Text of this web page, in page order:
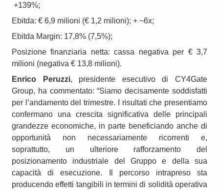
+139%;
Ebitda: € 6,9 milioni (€ 1,2 milioni); + ~6x;
Ebitda Margin: 17,8% (7,5%);
Posizione finanziaria netta: cassa negativa per € 3,7
milioni (negativa € 13,8 milioni).
Enrico Peruzzi, presidente esecutivo di CY4Gate
Group, ha commentato: “Siamo decisamente soddisfatti
per l’andamento del trimestre. I risultati che presentiamo
confermano una crescita significativa delle principali
grandezze economiche, in parte beneficiando anche di
opportunità non necessariamente ricorrenti e,
soprattutto, un ulteriore rafforzamento del
posizionamento industriale del Gruppo e della sua
capacità di esecuzione. Il percorso intrapreso sta
producendo effetti tangibili in termini di solidità operativa